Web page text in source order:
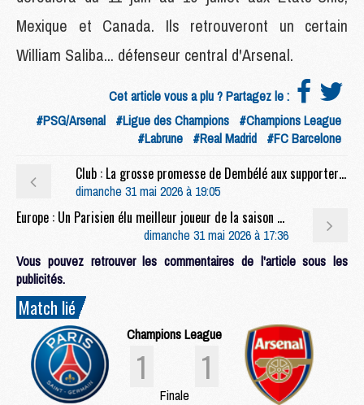
Mexique et Canada. Ils retrouveront un certain
William Saliba... défenseur central d'Arsenal.
Cet article vous a plu ? Partagez le :
#PSG/Arsenal #Ligue des Champions #Champions League
#Labrune #Real Madrid #FC Barcelone
Club : La grosse promesse de Dembélé aux supporters du PSG
dimanche 31 mai 2026 à 19:05
Europe : Un Parisien élu meilleur joueur de la saison en Champions League
dimanche 31 mai 2026 à 17:36
Vous pouvez retrouver les commentaires de l'article sous les
publicités.
Match lié
Champions League
1 1
Finale